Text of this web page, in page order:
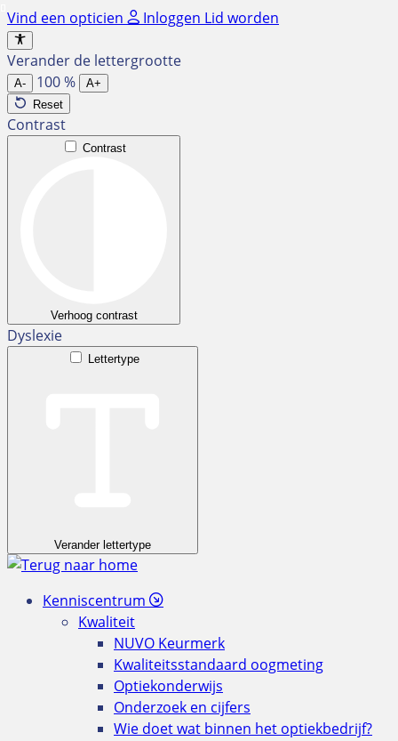
Ga
naar
de
inhoud
Vind een opticien Inloggen Lid worden
Verander de lettergrootte
A- 100%
A+
Reset
Contrast
Contrast
Verhoog contrast
Dyslexie
Lettertype
Verander lettertype
Kenniscentrum
Kwaliteit
NUVO Keurmerk
Kwaliteitsstandaard oogmeting
Optiekonderwijs
Onderzoek en cijfers
Wie doet wat binnen het optiekbedrijf?